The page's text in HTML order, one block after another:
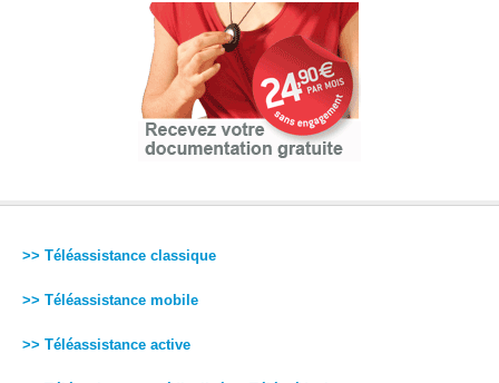
>> Téléassistance classique
>> Téléassistance mobile
>> Téléassistance active